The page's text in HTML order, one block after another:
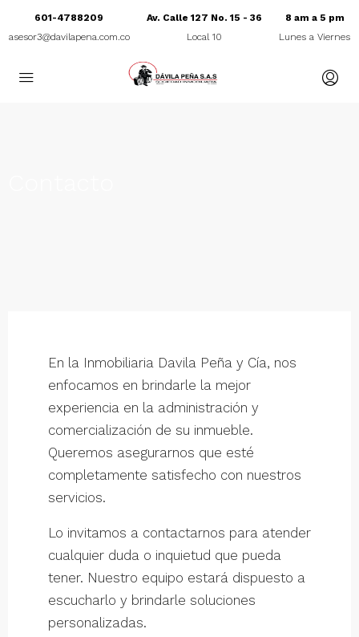
601-4788209
asesor3@davilapena.com.co
Av. Calle 127 No. 15 - 36
Local 10
8 am a 5 pm
Lunes a Viernes
En la Inmobiliaria Davila Peña y Cía, nos
enfocamos en brindarle la mejor
experiencia en la administración y
comercialización de su inmueble.
Queremos asegurarnos que esté
completamente satisfecho con nuestros
servicios.
Lo invitamos a contactarnos para atender
cualquier duda o inquietud que pueda
tener. Nuestro equipo estará dispuesto a
escucharlo y brindarle soluciones
personalizadas.